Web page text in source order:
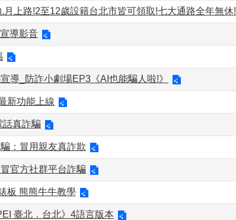
月上路!2至12歲設籍台北市皆可領取!七大通路全年無休!
導影音
導_防詐小劇場EP3《AI也能騙人啦!》
新功能上線
話真詐騙
：冒用親友真詐欺
官方社群平台詐騙
板 熊熊牛牛教學
臺北．台北》4語言版本